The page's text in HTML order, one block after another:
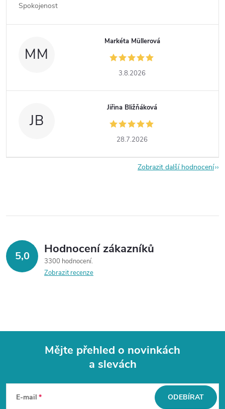
Spokojenost
MM
Markéta Müllerová
3.8.2026
JB
Jiřina Bližňáková
28.7.2026
Zobrazit další hodnocení
5,0 Hodnocení zákazníků
3300 hodnocení
Zobrazit recenze
Mějte přehled o novinkách
a slevách
E-mail ODEBÍRAT